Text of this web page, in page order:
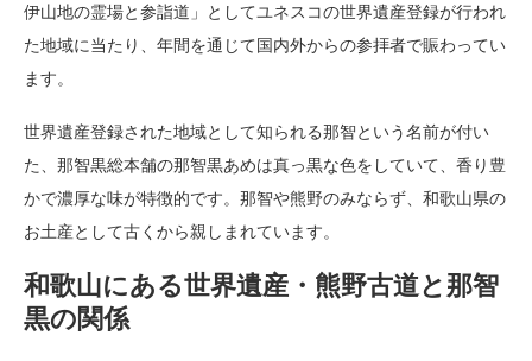
伊山地の霊場と参詣道」としてユネスコの世界遺産登録が行われ
た地域に当たり、年間を通じて国内外からの参拝者で賑わってい
ます。
世界遺産登録された地域として知られる那智という名前が付い
た、那智黒総本舗の那智黒あめは真っ黒な色をしていて、香り豊
かで濃厚な味が特徴的です。那智や熊野のみならず、和歌山県の
お土産として古くから親しまれています。
和歌山にある世界遺産・熊野古道と那智
黒の関係